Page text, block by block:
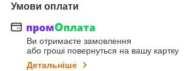
Умови оплати
Ви отримаєте замовлення
або гроші повернуться на вашу картку
Детальніше